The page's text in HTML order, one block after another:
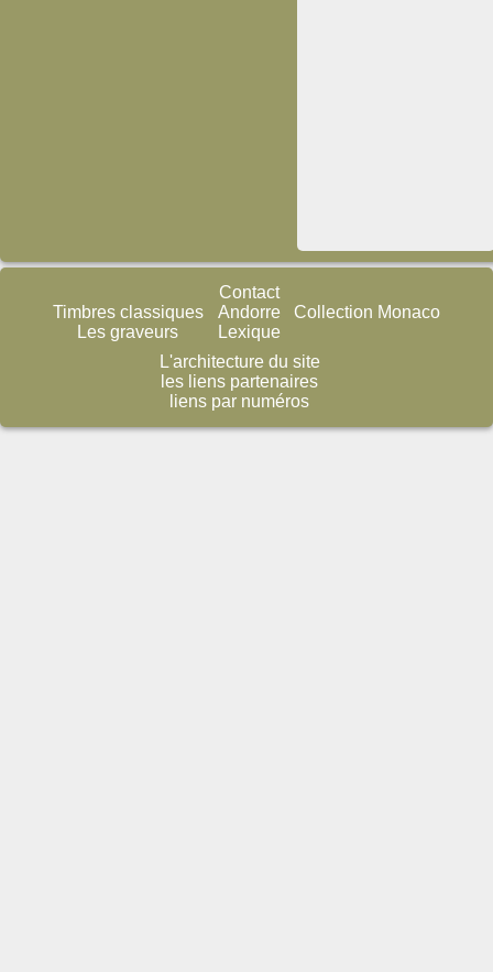
Timbres classiques
Les graveurs
Contact
Andorre
Lexique
Collection Monaco
L'architecture du site
les liens partenaires
liens par numéros